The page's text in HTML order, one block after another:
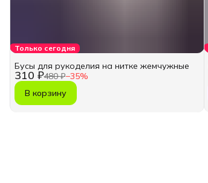
Только сегодня
310 ₽480 ₽−35%
Бусы для рукоделия на нитке жемчужные
В корзину